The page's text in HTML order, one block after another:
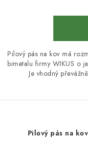
Pilový pás na kov má
bimetalu firmy WIKUS o
Je vhodný
Pilový pás na